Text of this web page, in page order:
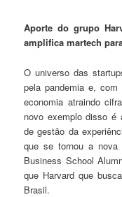
Aporte do grupo
amplifica martech
O universo das
pela pandemia e,
economia atraindo
novo exemplo disso é
de gestão da
que se tornou a nova
Business School
que Harvard que
Brasil.